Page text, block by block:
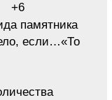
+6
памятника
если…«То